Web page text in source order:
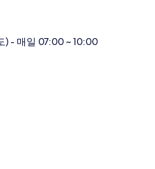
) - 매일 07:00 ~ 10:00